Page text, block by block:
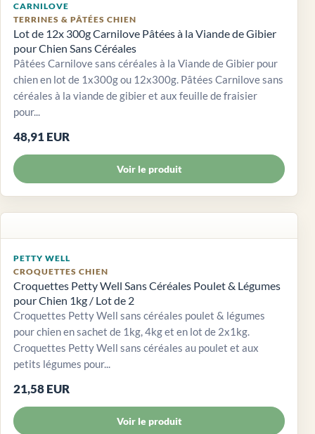
CARNILOVE
TERRINES & PÂTÉES CHIEN
Lot de 12x 300g Carnilove Pâtées à la Viande de Gibier
pour Chien Sans Céréales
Pâtées Carnilove sans céréales à la Viande de Gibier pour
chien en lot de 1x300g ou 12x300g. Pâtées Carnilove sans
céréales à la viande de gibier et aux feuille de fraisier
pour...
48,91 EUR
Voir le produit
PETTY WELL
CROQUETTES CHIEN
Croquettes Petty Well Sans Céréales Poulet & Légumes
pour Chien 1kg / Lot de 2
Croquettes Petty Well sans céréales poulet & légumes
pour chien en sachet de 1kg, 4kg et en lot de 2x1kg.
Croquettes Petty Well sans céréales au poulet et aux
petits légumes pour...
21,58 EUR
Voir le produit